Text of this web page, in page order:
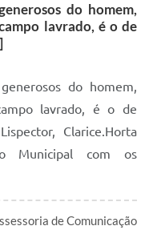
do homem,
lavrado, é o de
do homem,
lavrado, é o de
Clarice.Horta
Municipal com os
de Comunicação